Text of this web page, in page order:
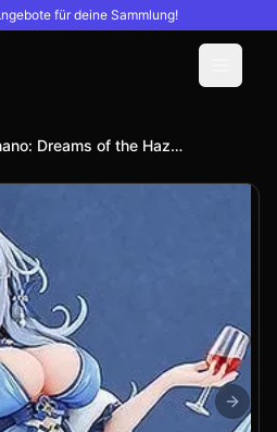
für deine Sammlung!
Shinano: Dreams of the Hazy Moon (PVC Figure)
Next